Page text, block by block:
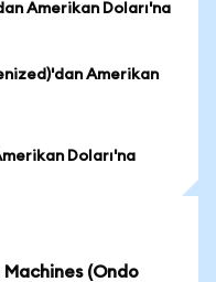
Amerikan Doları'na
Amerikan
Doları'na
(Ondo